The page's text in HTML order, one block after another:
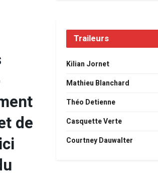
de
Traileurs
Kilian Jornet
Mathieu Blanchard
Théo Detienne
Casquette Verte
Courtney Dauwalter